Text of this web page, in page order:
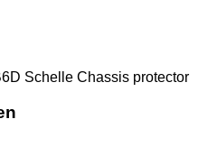
Schelle Chassis protector